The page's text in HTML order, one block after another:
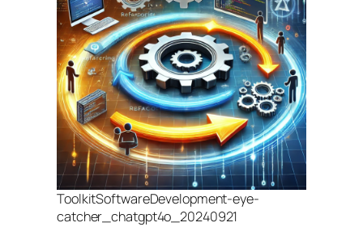
ToolkitSoftwareDevelopment-eye-
catcher_chatgpt4o_20240921